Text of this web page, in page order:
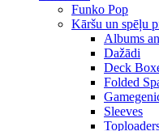
Funko Pop
Kāršu un spēļu
Albums
Dažādi
Deck
Folded
Sleeves